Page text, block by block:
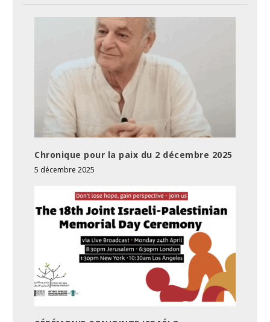
Chronique pour la paix du 2 décembre 2025
5 décembre 2025